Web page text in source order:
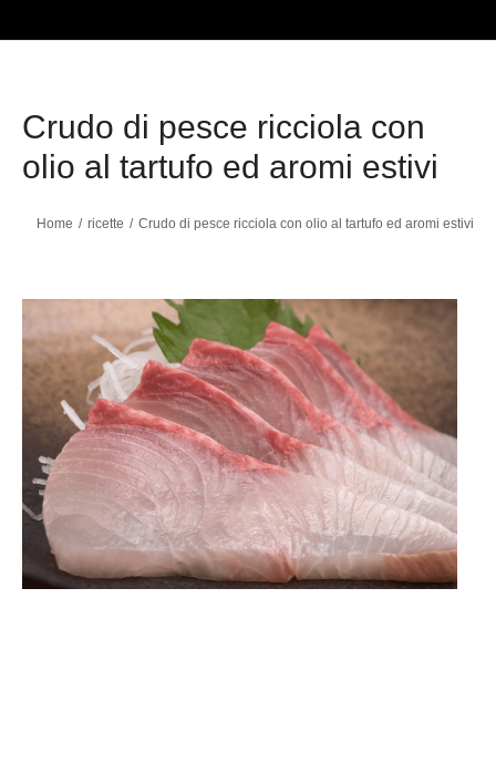
Crudo di pesce ricciola con
olio al tartufo ed aromi estivi
Tu sei qui:
Home ricette Crudo di pesce ricciola con olio al tartufo ed aromi estivi